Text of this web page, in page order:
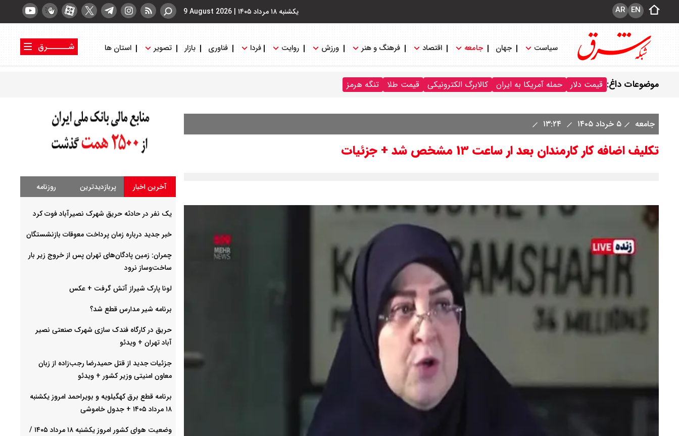
یکشنبه ۱۸ مرداد ۱۴۰۵ |
9 August 2026 EN
AR
سیاست جهان جامعه اقتصاد فرهنگ و هنر ورزش روایت فردا فناوری بازار تصویر استان ها
شــــــرق
موضوعات داغ: قیمت دلار حمله آمریکا به ایران کالابرگ الکترونیکی قیمت طلا تنگه هرمز
جامعه ۵ خرداد ۱۴۰۵
تکلیف اضافه کار کارمندان بعد ار ساعت ۱۳ مشخص شد + جزئیات
آخرین اخبار پربازدیدترین روزنامه
یک نفر در حادثه حریق شهرک نصیرآباد فوت کرد
خبر جدید درباره زمان پرداخت معوقات بازنشستگان
چمران: زمین پادگان‌های تهران پس از خروج زیر بار
ساخت‌وساز نرود
لونا پارک شیراز آتش گرفت + عکس
برنامه شیر مدارس قطع شد؟
حریق در کارگاه فندک سازی شهرک صنعتی نصیر
آباد تهران + ویدئو
جزئیات جدید از قتل حمیدرضا رجب‌زاده از زبان
معاون امنیتی وزیر کشور + ویدئو
برنامه قطع برق کهگیلویه و بویراحمد امروز یکشنبه
۱۸ مرداد ۱۴۰۵ + جدول خاموشی
وضعیت هوای کشور امروز یکشنبه ۱۸ مرداد ۱۴۰۵ /